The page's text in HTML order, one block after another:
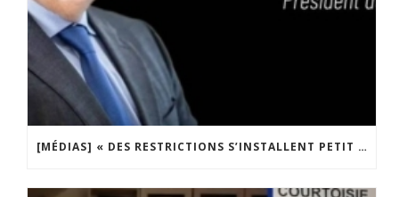
[MÉDIAS] « DES RESTRICTIONS S’INSTALLENT PETIT À PETIT DANS NOTRE PAYS » ENTRETIEN AVEC BOULEVARD VOLTAIRE